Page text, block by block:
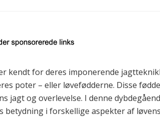
kendt for deres imponerende
poter – eller løvefødderne. Disse
jagt og overlevelse. I denne
i forskellige aspekter af